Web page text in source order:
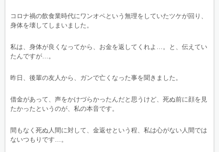
コロナ禍の飲食業時代にワンオペという無理をしていたツケが回り、
身体を壊してしまいました。
私は、身体が良くなってから、お金を返してくれよ…。と、伝えてい
たんですが…。
昨日、後輩の友人から、ガンで亡くなった事を聞きました。
借金があって、声をかけづらかったんだと思うけど、死ぬ前に顔を見
たかったというのが、私の本音です。
間もなく死ぬ人間に対して、金返せという程、私は心がない人間では
ないつもりです…。